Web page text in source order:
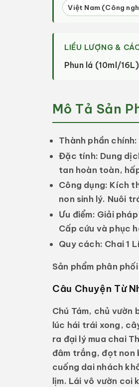
Việt Nam (Công
LIỀU LƯỢNG &
Phun lá (10ml/
Mô Tả Sản
Thành phần chính:
Đặc tính: Dung
tan hoàn toàn,
Công dụng: Kích
non sinh lý. Nuôi
Ưu điểm: Giải
Cấp cứu và phục
Quy cách: Chai 1
Sản phẩm phân
Câu Chuyện Từ
Chú Tám, chủ vườn
lúc hái trái xong,
ra đại lý mua chai
đâm trắng, đọt non
cuống dai nhách
lịm. Lái vô vườn coi